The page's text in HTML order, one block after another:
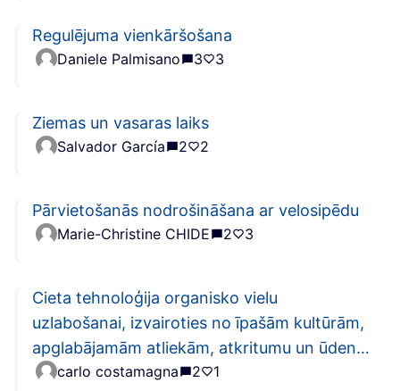
Regulējuma vienkāršošana
Daniele Palmisano 3 3
Ziemas un vasaras laiks
Salvador García 2 2
Pārvietošanās nodrošināšana ar velosipēdu
Marie-Christine CHIDE 2 3
Cieta tehnoloģija organisko vielu
uzlabošanai, izvairoties no īpašām kultūrām,
apglabājamām atliekām, atkritumu un ūdens
piesārņojuma
carlo costamagna 2 1